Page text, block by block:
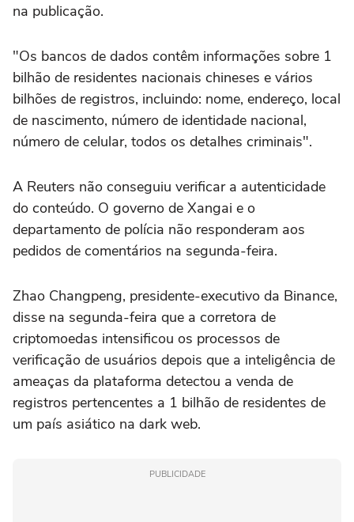
na publicação.
"Os bancos de dados contêm informações sobre 1
bilhão de residentes nacionais chineses e vários
bilhões de registros, incluindo: nome, endereço, local
de nascimento, número de identidade nacional,
número de celular, todos os detalhes criminais".
A Reuters não conseguiu verificar a autenticidade
do conteúdo. O governo de Xangai e o
departamento de polícia não responderam aos
pedidos de comentários na segunda-feira.
Zhao Changpeng, presidente-executivo da Binance,
disse na segunda-feira que a corretora de
criptomoedas intensificou os processos de
verificação de usuários depois que a inteligência de
ameaças da plataforma detectou a venda de
registros pertencentes a 1 bilhão de residentes de
um país asiático na dark web.
PUBLICIDADE